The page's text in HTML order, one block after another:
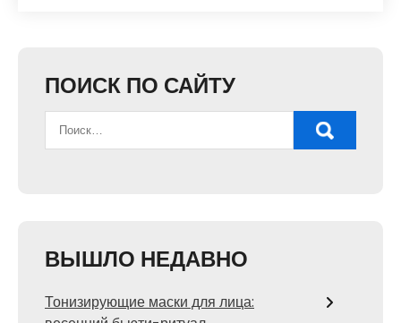
ПОИСК ПО САЙТУ
ВЫШЛО НЕДАВНО
Тонизирующие маски для лица: